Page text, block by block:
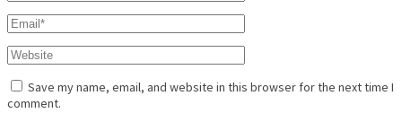
Save my name, email, and website in this browser for the next time I
comment.